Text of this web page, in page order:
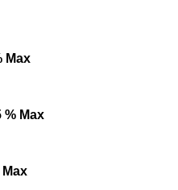
Max
Max
Max
Max
Max